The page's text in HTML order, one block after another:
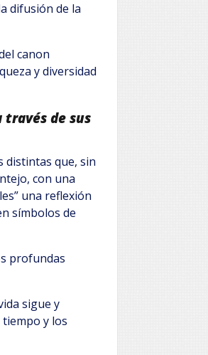
difusión de la
canon
y diversidad
de sus
distintas que, sin
con una
una reflexión
símbolos de
profundas
sigue y
y los